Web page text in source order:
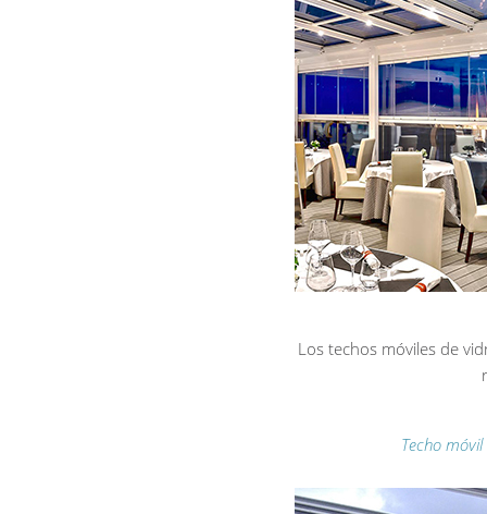
Los techos móviles de
Techo